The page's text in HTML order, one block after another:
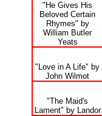
"He Gives His
Beloved Certain
Rhymes" by
William Butler
Yeats
"Love in A Life" by
John Wilmot
"The Maid's
Lament" by Landor